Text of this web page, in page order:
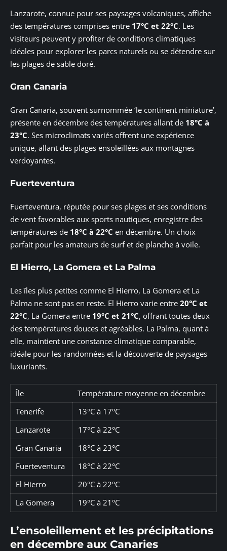
Lanzarote, connue pour ses paysages volcaniques, affiche
des températures comprises entre 17°C et 22°C. Les
visiteurs peuvent y profiter de conditions climatiques
idéales pour explorer les parcs naturels ou se détendre sur
les plages de sable doré.
Gran Canaria
Gran Canaria, souvent surnommée ‘le continent miniature’,
présente en décembre des températures allant de 18°C à
23°C. Ses microclimats variés offrent une expérience
unique, allant des plages ensoleillées aux montagnes
verdoyantes.
Fuerteventura
Fuerteventura, réputée pour ses plages et ses conditions
de vent favorables aux sports nautiques, enregistre des
températures de 18°C à 22°C en décembre. Un choix
parfait pour les amateurs de surf et de planche à voile.
El Hierro, La Gomera et La Palma
Les îles plus petites comme El Hierro, La Gomera et La
Palma ne sont pas en reste. El Hierro varie entre 20°C et
22°C, La Gomera entre 19°C et 21°C, offrant toutes deux
des températures douces et agréables. La Palma, quant à
elle, maintient une constance climatique comparable,
idéale pour les randonnées et la découverte de paysages
luxuriants.
Île
Température moyenne en décembre
Tenerife
13°C à 17°C
Lanzarote
17°C à 22°C
Gran Canaria
18°C à 23°C
Fuerteventura
18°C à 22°C
El Hierro
20°C à 22°C
La Gomera
19°C à 21°C
L’ensoleillement et les précipitations
en décembre aux Canaries